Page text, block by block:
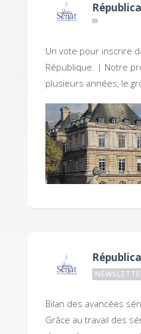
Un vote pour inscrire
République. | Notre
plusieurs années, le
Bilan des avancées
Grâce au travail des